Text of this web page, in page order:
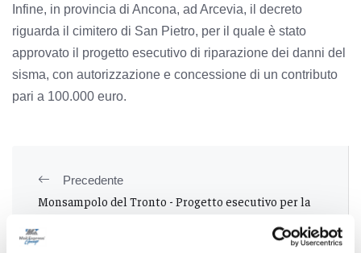
Infine, in provincia di Ancona, ad Arcevia, il decreto
riguarda il cimitero di San Pietro, per il quale è stato
approvato il progetto esecutivo di riparazione dei danni del
sisma, con autorizzazione e concessione di un contributo
pari a 100.000 euro.
Precedente
Monsampolo del Tronto - Progetto esecutivo per la